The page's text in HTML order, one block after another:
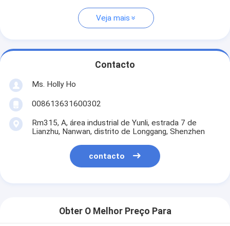
Veja mais
Contacto
Ms. Holly Ho
008613631600302
Rm315, A, área industrial de Yunli, estrada 7 de
Lianzhu, Nanwan, distrito de Longgang, Shenzhen
contacto
Obter O Melhor Preço Para